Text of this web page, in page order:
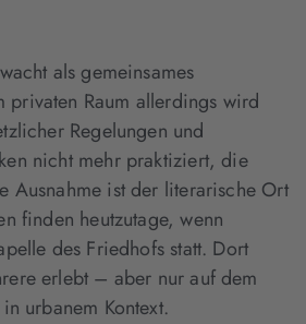
als gemeinsames
privaten Raum allerdings wird
Regelungen und
nicht mehr praktiziert, die
Ausnahme ist der literarische Ort
finden heutzutage, wenn
des Friedhofs statt. Dort
erlebt – aber nur auf dem
urbanem Kontext.